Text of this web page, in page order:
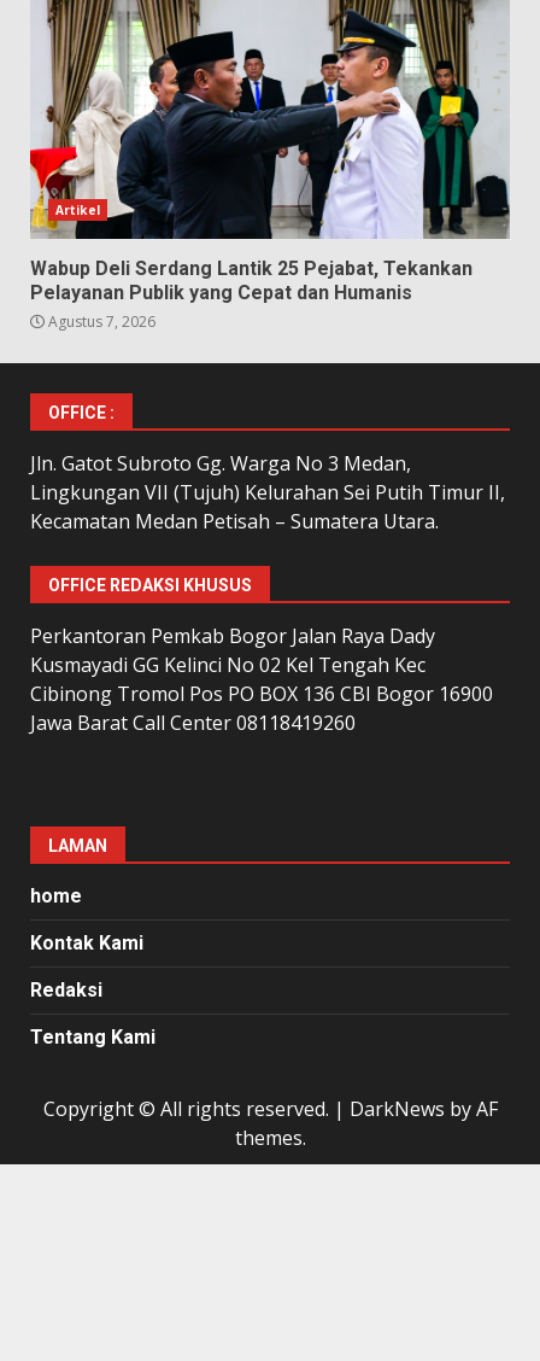
Artikel
Wabup Deli Serdang Lantik 25 Pejabat, Tekankan
Pelayanan Publik yang Cepat dan Humanis
Agustus 7, 2026
OFFICE :
Jln. Gatot Subroto Gg. Warga No 3 Medan,
Lingkungan VII (Tujuh) Kelurahan Sei Putih Timur II,
Kecamatan Medan Petisah – Sumatera Utara.
OFFICE REDAKSI KHUSUS
Perkantoran Pemkab Bogor Jalan Raya Dady
Kusmayadi GG Kelinci No 02 Kel Tengah Kec
Cibinong Tromol Pos PO BOX 136 CBI Bogor 16900
Jawa Barat Call Center 08118419260
LAMAN
home
Kontak Kami
Redaksi
Tentang Kami
Copyright © All rights reserved. | DarkNews by AF
themes.